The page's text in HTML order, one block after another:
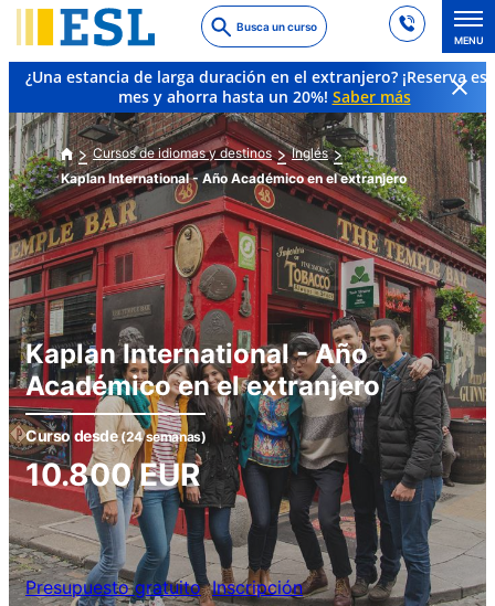
to
main
content
Busca un curso
MENU
¿Una estancia de larga duración en el extranjero? ¡Reserva
mes y ahorra hasta un 20%! Saber más
Cursos de idiomas y destinos
Inglés
Kaplan International - Año Académico en el extranjero
Kaplan International - Año
Académico en el extranjero
Curso desde(24 semanas)
10.800EUR
Presupuesto gratuito Inscripción